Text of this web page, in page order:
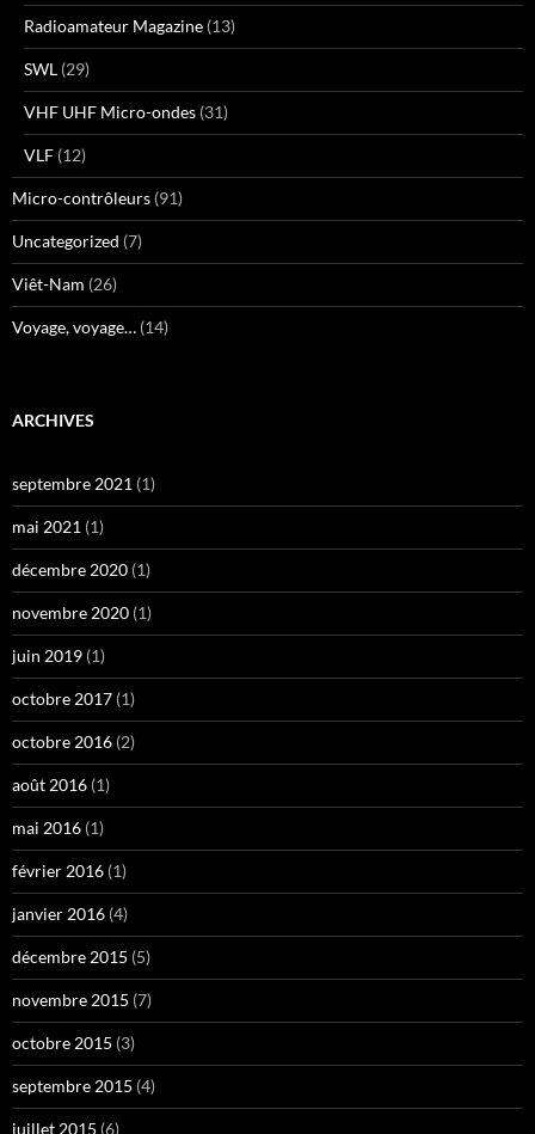
Radioamateur Magazine (13)
SWL (29)
VHF UHF Micro-ondes (31)
VLF (12)
Micro-contrôleurs (91)
Uncategorized (7)
Viêt-Nam (26)
Voyage, voyage… (14)
ARCHIVES
septembre 2021 (1)
mai 2021 (1)
décembre 2020 (1)
novembre 2020 (1)
juin 2019 (1)
octobre 2017 (1)
octobre 2016 (2)
août 2016 (1)
mai 2016 (1)
février 2016 (1)
janvier 2016 (4)
décembre 2015 (5)
novembre 2015 (7)
octobre 2015 (3)
septembre 2015 (4)
juillet 2015 (6)